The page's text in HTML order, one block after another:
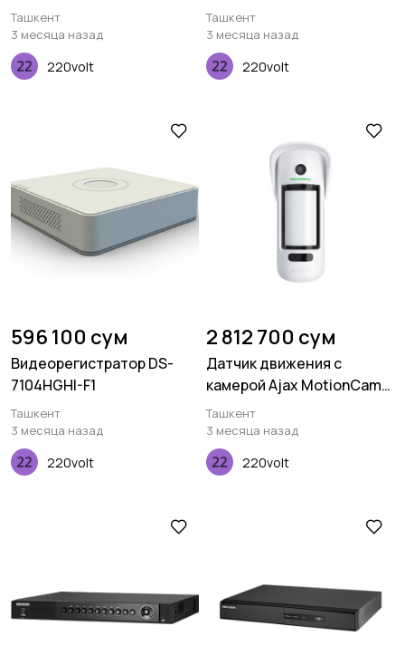
Ташкент
3 месяца назад
220volt
Seagate- HDD -
ST2000VX000-520
Ташкент
3 месяца назад
220volt
596 100 сум
Видеорегистратор DS-
7104HGHI-F1
Ташкент
3 месяца назад
220volt
2 812 700 сум
Датчик движения с
камерой Ajax MotionCam
Outdoor (9SA) белый
Ташкент
3 месяца назад
220volt